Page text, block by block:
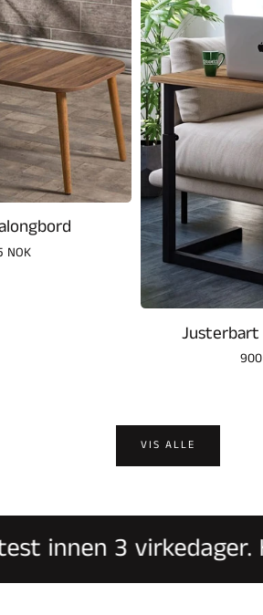
NOK
VIS ALLE
3 virkedager.